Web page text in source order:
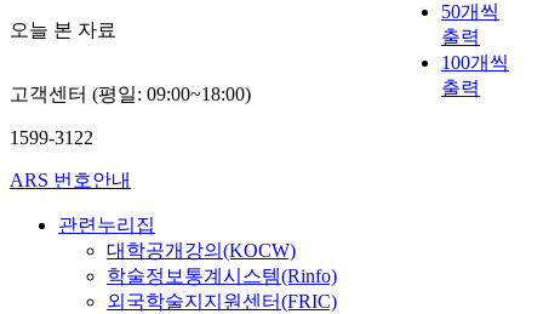
오늘 본 자료
50개씩
출력
100개씩
출력
고객센터 (평일: 09:00~18:00)
1599-3122
ARS 번호안내
관련누리집
대학공개강의(KOCW)
학술정보통계시스템(Rinfo)
외국학술지지원센터(FRIC)